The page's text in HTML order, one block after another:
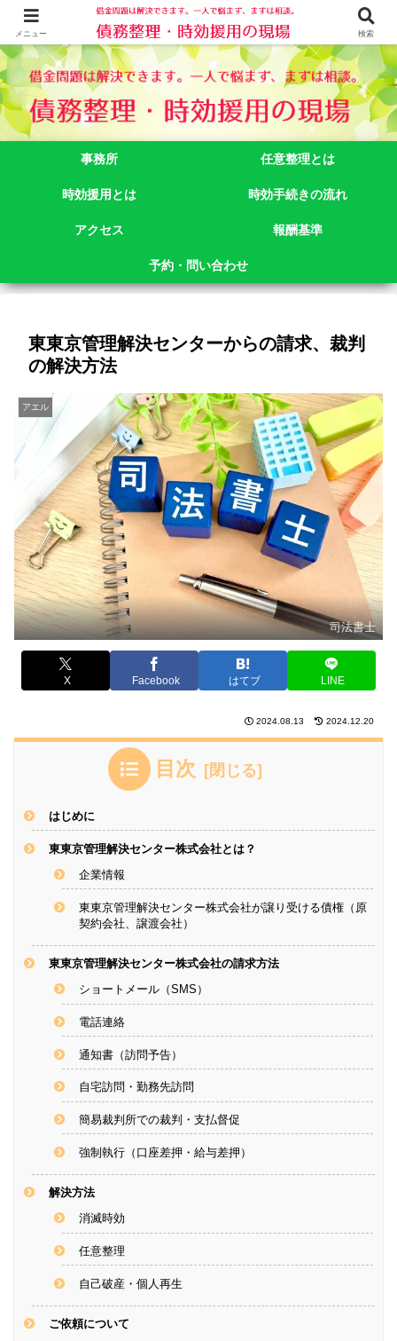
借金問題でお悩みなら司法書士法人御苑総合事務所にご相談下さい。 東京都
新宿区新宿二丁目５番１号アルテビル新宿４階 TEL:03-3356-3750
事務所 任意整理とは
時効援用とは 時効手続きの流れ
アクセス 報酬基準
予約・問い合わせ
東東京管理解決センターからの請求、裁判
の解決方法
アエル
司法書士
X Facebook はてブ LINE
2024.08.13 2024.12.20
目次
はじめに
東東京管理解決センター株式会社とは？
企業情報
東東京管理解決センター株式会社が譲り受ける債権（原
契約会社、譲渡会社）
東東京管理解決センター株式会社の請求方法
ショートメール（SMS）
電話連絡
通知書（訪問予告）
自宅訪問・勤務先訪問
簡易裁判所での裁判・支払督促
強制執行（口座差押・給与差押）
解決方法
消滅時効
任意整理
自己破産・個人再生
ご依頼について
メニュー 検索